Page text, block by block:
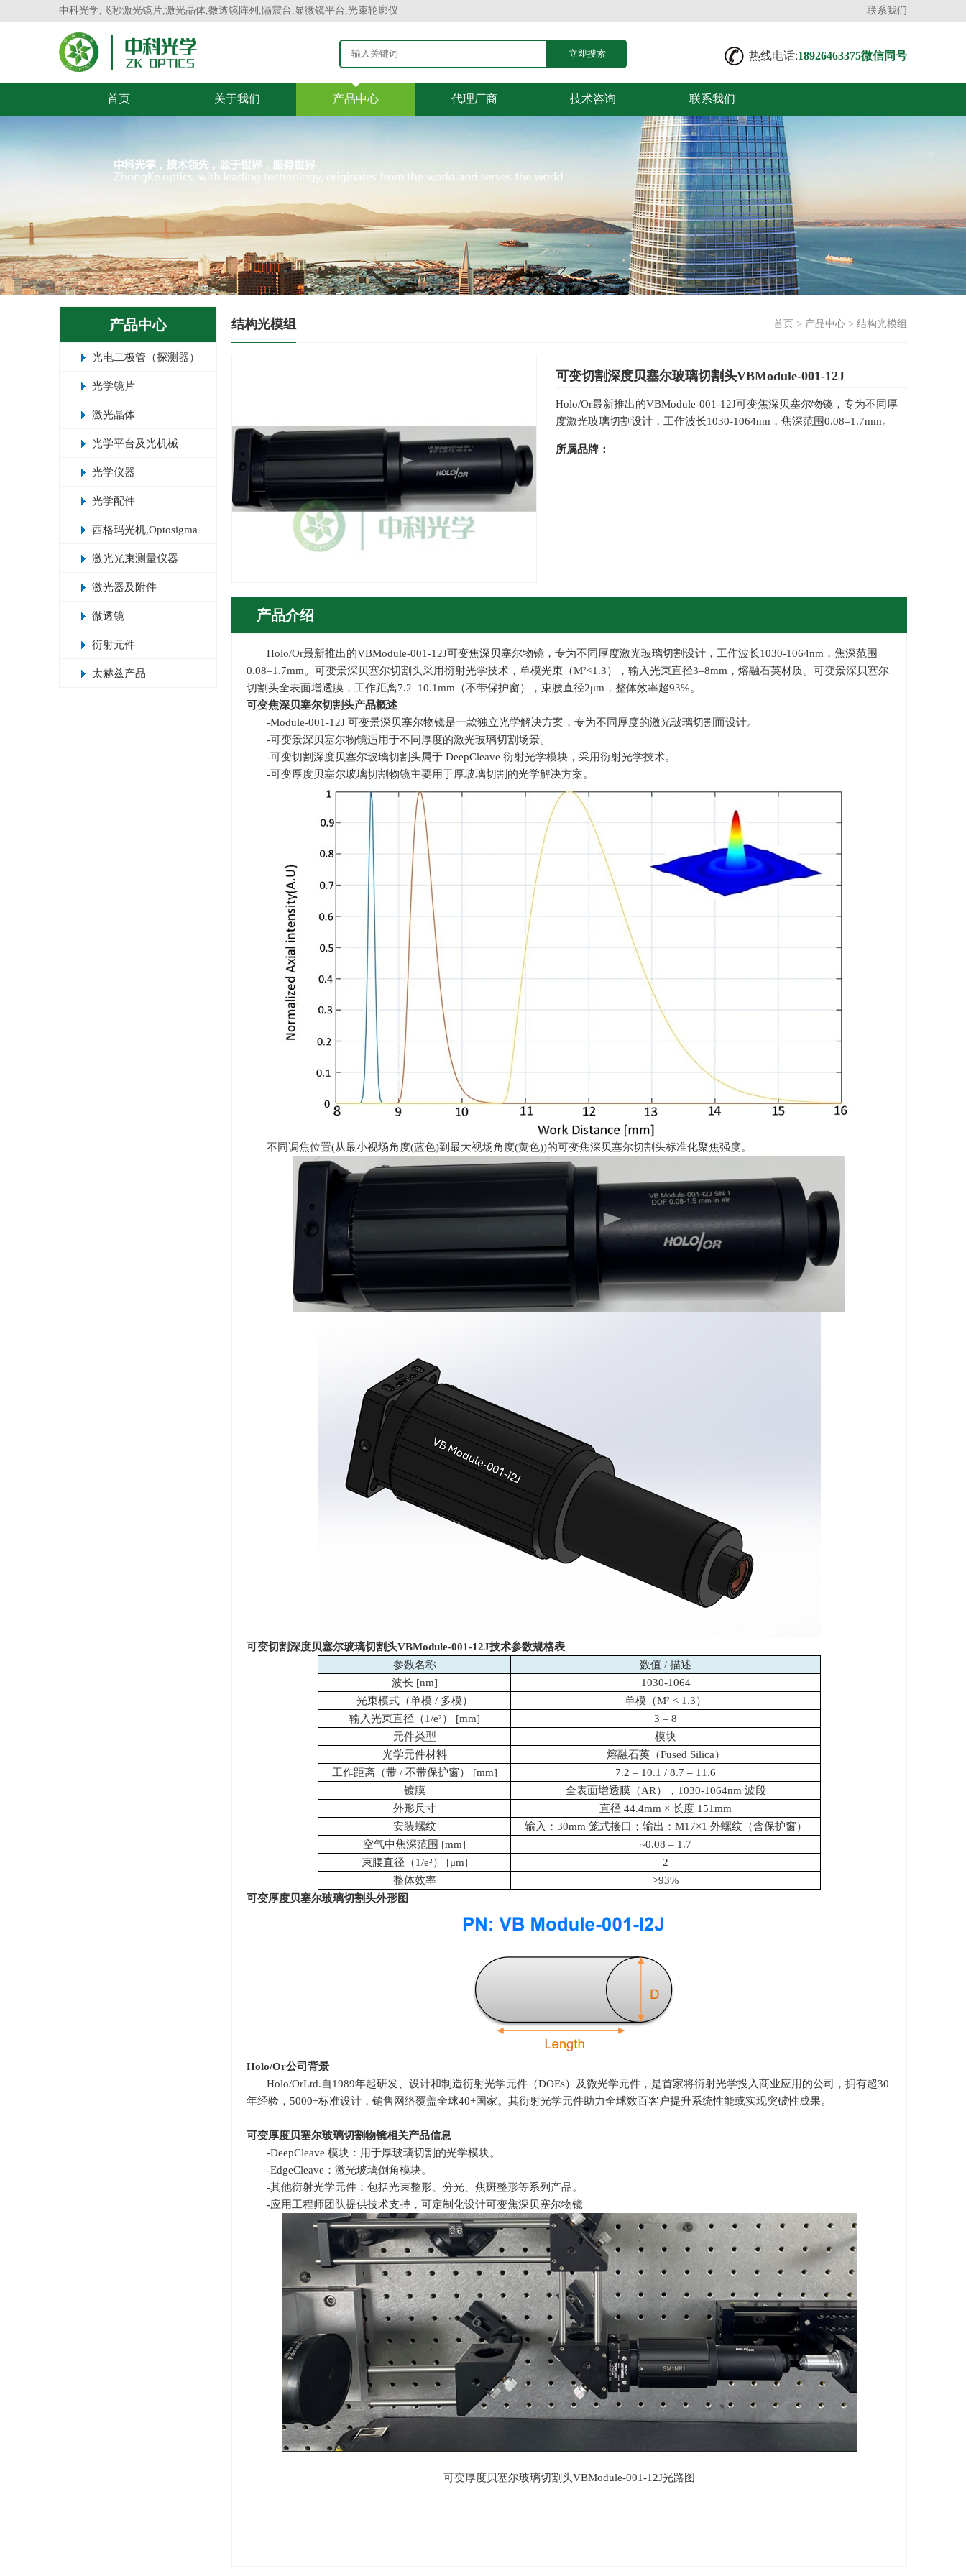
中科光学,飞秒激光镜片,激光晶体,微透镜阵列,隔震台,显微镜平台,光束轮廓仪 联系我们
热线电话:18926463375微信同号
首页 关于我们 产品中心 代理厂商 技术咨询 联系我们
产品中心
光电二极管（探测器）
光学镜片
激光晶体
光学平台及光机械
光学仪器
光学配件
西格玛光机,Optosigma
激光光束测量仪器
激光器及附件
微透镜
衍射元件
太赫兹产品
结构光模组 首页 > 产品中心 > 结构光模组
可变切割深度贝塞尔玻璃切割头VBModule-001-12J
Holo/Or最新推出的VBModule-001-12J可变焦深贝塞尔物镜，专为不同厚
度激光玻璃切割设计，工作波长1030-1064nm，焦深范围0.08–1.7mm。
所属品牌：
产品介绍
Holo/Or最新推出的VBModule-001-12J可变焦深贝塞尔物镜，专为不同厚度激光玻璃切割设计，工作波长1030-1064nm ，焦深范围
0.08–1.7mm。可变景深贝塞尔切割头采用衍射光学技术，单模光束（M²<1.3），输入光束直径3–8mm ，熔融石英材质。可变景深贝塞尔
切割头全表面增透膜，工作距离7.2–10.1mm （不带保护窗），束腰直径2μm ，整体效率超93%。
可变焦深贝塞尔切割头产品概述
-Module-001-12J 可变景深贝塞尔物镜是一款独立光学解决方案，专为不同厚度的激光玻璃切割而设计。
-可变景深贝塞尔物镜适用于不同厚度的激光玻璃切割场景。
-可变切割深度贝塞尔玻璃切割头属于 DeepCleave 衍射光学模块，采用衍射光学技术。
-可变厚度贝塞尔玻璃切割物镜主要用于厚玻璃切割的光学解决方案。
不同调焦位置(从最小视场角度(蓝色)到最大视场角度(黄色))的可变焦深贝塞尔切割头标准化聚焦强度。
可变切割深度贝塞尔玻璃切割头VBModule-001-12J技术参数规格表
参数名称
数值 / 描述
波长 [nm]
1030-1064
光束模式（单模 / 多模） 单模（M² < 1.3）
输入光束直径（1/e²） [mm]
3 – 8
元件类型
模块
光学元件材料
熔融石英（Fused Silica）
工作距离（带/ 不带保护窗） [mm]
7.2 – 10.1 / 8.7 – 11.6
镀膜
全表面增透膜（AR）， 1030-1064nm 波段
外形尺寸
直径 44.4mm × 长度 151mm
安装螺纹
输入： 30mm 笼式接口；输出： M17×1 外螺纹（含保护窗）
空气中焦深范围 [mm]
~0.08 – 1.7
束腰直径（1/e²） [μm]
2
整体效率
>93%
可变厚度贝塞尔玻璃切割头外形图
Holo/Or公司背景
Holo/OrLtd.自1989年起研发、设计和制造衍射光学元件（DOEs）及微光学元件，是首家将衍射光学投入商业应用的公司，拥有超30
年经验， 5000+标准设计，销售网络覆盖全球40+国家。其衍射光学元件助力全球数百客户提升系统性能或实现突破性成果。
可变厚度贝塞尔玻璃切割物镜相关产品信息
-DeepCleave 模块：用于厚玻璃切割的光学模块。
-EdgeCleave：激光玻璃倒角模块。
-其他衍射光学元件：包括光束整形、分光、焦斑整形等系列产品。
-应用工程师团队提供技术支持，可定制化设计可变焦深贝塞尔物镜
可变厚度贝塞尔玻璃切割头VBModule-001-12J光路图